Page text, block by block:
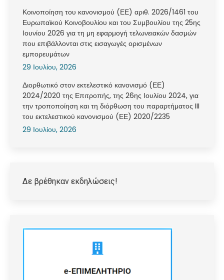
Κοινοποίηση του κανονισμού (ΕΕ) αριθ. 2026/1461 του
Ευρωπαϊκού Κοινοβουλίου και του Συμβουλίου της 25ης
Ιουνίου 2026 για τη μη εφαρμογή τελωνειακών δασμών
που επιβάλλονται στις εισαγωγές ορισμένων
εμπορευμάτων
29 Ιουλίου, 2026
Διορθωτικό στον εκτελεστικό κανονισμό (ΕΕ)
2024/2020 της Επιτροπής, της 26ης Ιουλίου 2024, για
την τροποποίηση και τη διόρθωση του παραρτήματος III
του εκτελεστικού κανονισμού (ΕΕ) 2020/2235
29 Ιουλίου, 2026
Δε βρέθηκαν εκδηλώσεις!